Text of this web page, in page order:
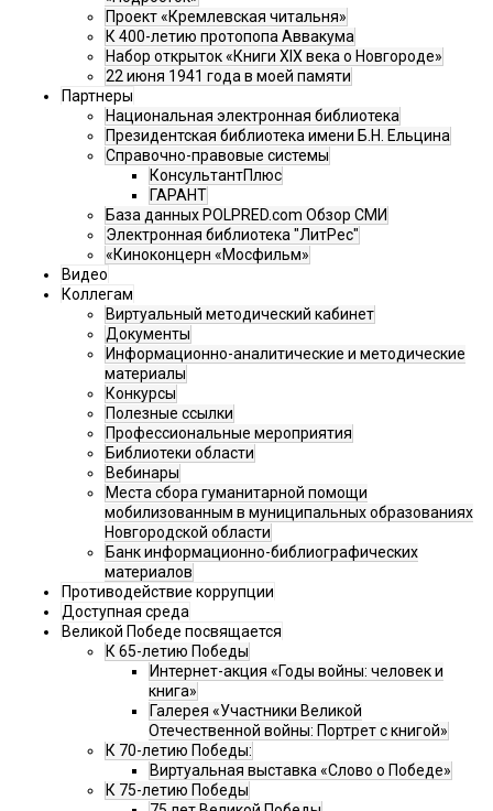
Проект «Кремлевская читальня»
К 400-летию протопопа Аввакума
Набор открыток «Книги XIX века о Новгороде»
22 июня 1941 года в моей памяти
Партнеры
Национальная электронная библиотека
Президентская библиотека имени Б.Н. Ельцина
Справочно-правовые системы
КонсультантПлюс
ГАРАНТ
База данных POLPRED.com Обзор СМИ
Электронная библиотека "ЛитРес"
«Киноконцерн «Мосфильм»
Видео
Коллегам
Виртуальный методический кабинет
Документы
Информационно-аналитические и методические
материалы
Конкурсы
Полезные ссылки
Профессиональные мероприятия
Библиотеки области
Вебинары
Места сбора гуманитарной помощи
мобилизованным в муниципальных образованиях
Новгородской области
Банк информационно-библиографических
материалов
Противодействие коррупции
Доступная среда
Великой Победе посвящается
К 65-летию Победы
Интернет-акция «Годы войны: человек и
книга»
Галерея «Участники Великой
Отечественной войны: Портрет с книгой»
К 70-летию Победы:
Виртуальная выставка «Слово о Победе»
К 75-летию Победы